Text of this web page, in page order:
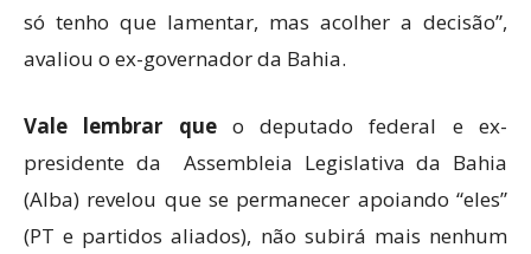
só tenho que lamentar, mas acolher a decisão”,
avaliou o ex-governador da Bahia.
Vale lembrar queo deputado federal e ex-
presidente da Assembleia Legislativa da Bahia
(Alba) revelou que se permanecer apoiando “eles”
(PT e partidos aliados), não subirá mais nenhum